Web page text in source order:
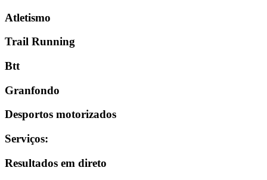
Atletismo
Trail Running
Btt
Granfondo
Desportos motorizados
Serviços:
Resultados em direto